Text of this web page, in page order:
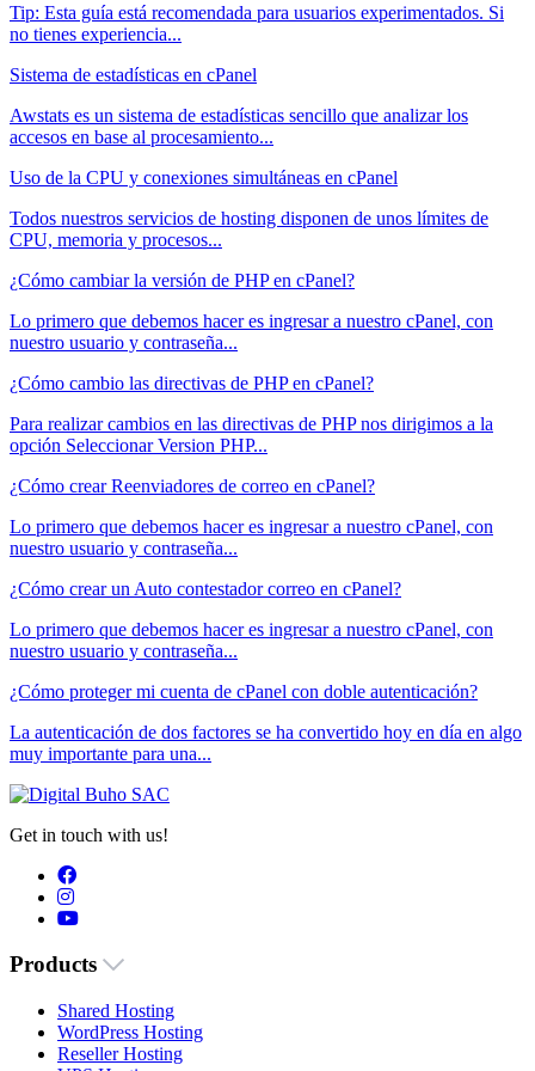
Tip: Esta guía está recomendada para usuarios experimentados. Si
no tienes experiencia...
Sistema de estadísticas en cPanel
Awstats es un sistema de estadísticas sencillo que analizar los
accesos en base al procesamiento...
Uso de la CPU y conexiones simultáneas en cPanel
Todos nuestros servicios de hosting disponen de unos límites de
CPU, memoria y procesos...
¿Cómo cambiar la versión de PHP en cPanel?
Lo primero que debemos hacer es ingresar a nuestro cPanel, con
nuestro usuario y contraseña...
¿Cómo cambio las directivas de PHP en cPanel?
Para realizar cambios en las directivas de PHP nos dirigimos a la
opción Seleccionar Version PHP...
¿Cómo crear Reenviadores de correo en cPanel?
Lo primero que debemos hacer es ingresar a nuestro cPanel, con
nuestro usuario y contraseña...
¿Cómo crear un Auto contestador correo en cPanel?
Lo primero que debemos hacer es ingresar a nuestro cPanel, con
nuestro usuario y contraseña...
¿Cómo proteger mi cuenta de cPanel con doble autenticación?
La autenticación de dos factores se ha convertido hoy en día en algo
muy importante para una...
Get in touch with us!
Products
Shared Hosting
WordPress Hosting
Reseller Hosting